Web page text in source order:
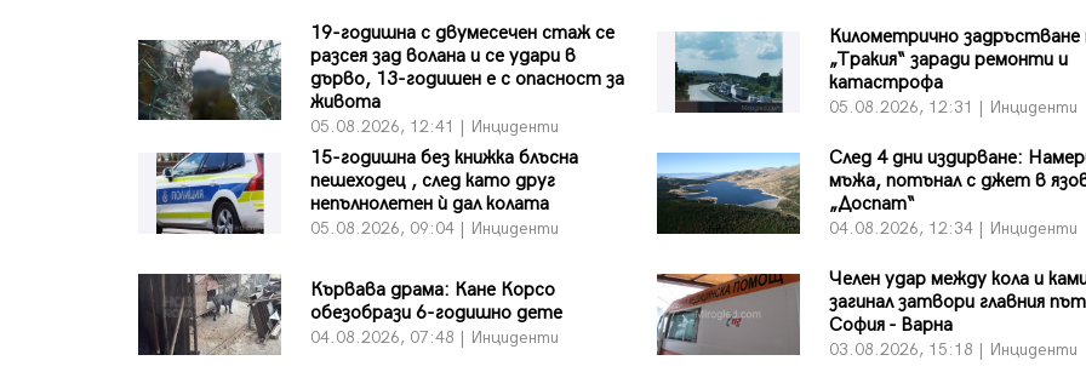
19-годишна с двумесечен стаж се
разсея зад волана и се удари в
дърво, 13-годишен е с опасност за
живота
05.08.2026, 12:41 | Инциденти
Километрично задръстване
„Тракия“ заради ремонти и
катастрофа
05.08.2026, 12:31 | Инциденти
15-годишна без книжка блъсна
пешеходец , след като друг
непълнолетен ѝ дал колата
05.08.2026, 09:04 | Инциденти
След 4 дни издирване:
мъжа, потънал с джет в
„Доспат“
04.08.2026, 12:34 | Инциденти
Кървава драма: Кане Корсо
обезобрази 6-годишно дете
04.08.2026, 07:48 | Инциденти
Челен удар между кола и
загинал затвори главния път
София - Варна
03.08.2026, 15:18 | Инциденти